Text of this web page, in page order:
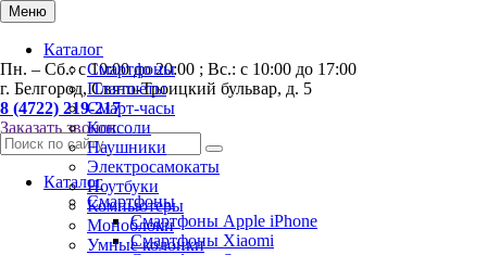
Меню
Каталог
Смартфоны
Планшеты
Смарт-часы
Консоли
Наушники
Электросамокаты
Ноутбуки
Компьютеры
Моноблоки
Умные колонки
Пн. – Сб.: с 10:00 до 20:00 ; Вс.: с 10:00 до 17:00
г. Белгород, Свято-Троицкий бульвар, д. 5
8 (4722) 219-217
Заказать звонок
Каталог
Смартфоны
Смартфоны Apple iPhone
Смартфоны Хiaomi